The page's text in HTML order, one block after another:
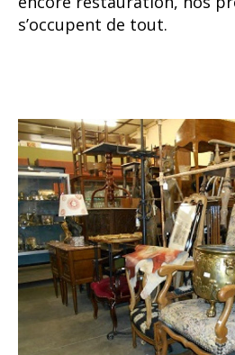
s’occupent de tout.